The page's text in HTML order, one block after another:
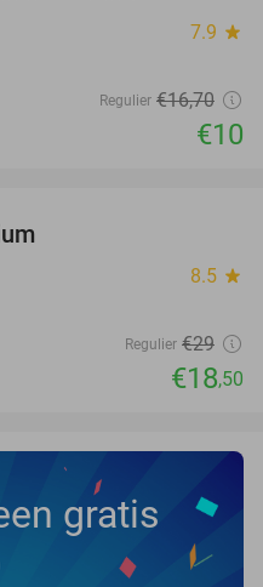
7.9 star
Regulier €16,70
€10
8.5 star
Regulier €29
€18,50
gratis